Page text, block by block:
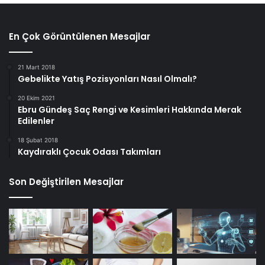
En Çok Görüntülenen Mesajlar
21 Mart 2018
Gebelikte Yatış Pozisyonları Nasıl Olmalı?
20 Ekim 2021
Ebru Gündeş Saç Rengi ve Kesimleri Hakkında Merak
Edilenler
18 Şubat 2018
Kaydıraklı Çocuk Odası Takımları
Son Değiştirilen Mesajlar